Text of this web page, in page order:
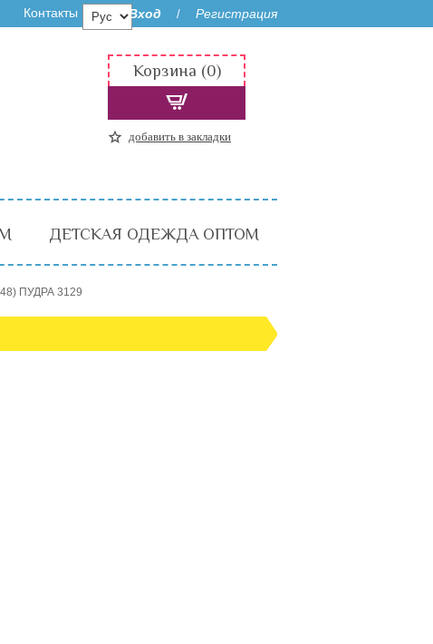
Контакты Вход / Регистрация
Корзина (0)
добавить в закладки
ДЕТСКАЯ ОДЕЖДА ОПТОМ
ПУДРА 3129